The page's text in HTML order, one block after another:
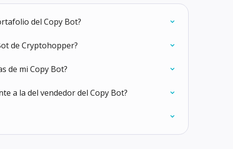
del Copy Bot?
de Cryptohopper?
de mi Copy Bot?
a la del vendedor del Copy Bot?